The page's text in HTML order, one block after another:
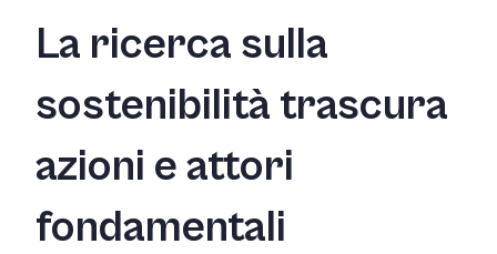
La ricerca sulla
sostenibilità trascura
azioni e attori
fondamentali